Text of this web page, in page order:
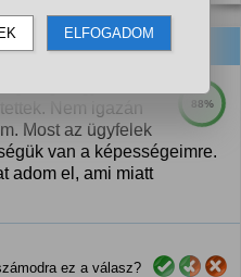
88%
vagyok.
Nem igazán
Most az ügyfelek
van a képességeimre.
adom el, ami miatt
ez a válasz?